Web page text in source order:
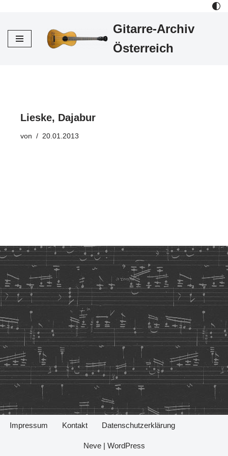
Inhalt
Gitarre-Archiv
Österreich
Lieske, Dajabur
von 20.01.2013
Impressum Kontakt Datenschutzerklärung
Neve| WordPress